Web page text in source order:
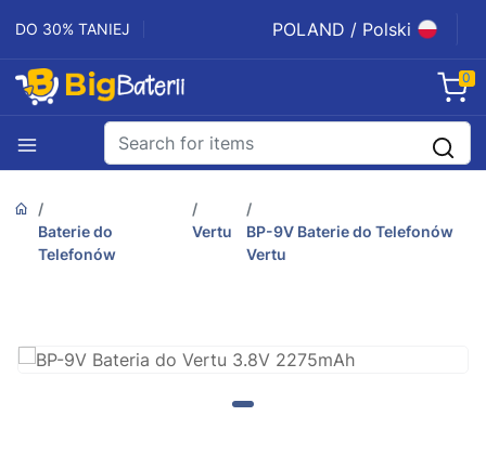
DO 30% TANIEJ POLAND / Polski
0
Baterie do
Telefonów
Vertu
BP-9V Baterie do Telefonów
Vertu